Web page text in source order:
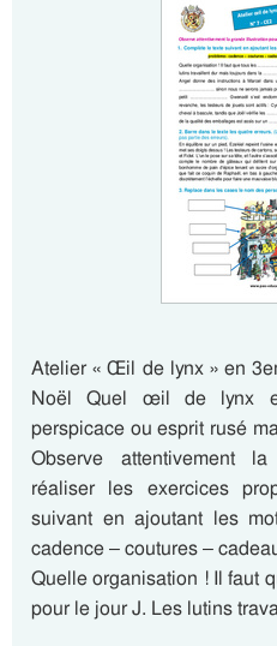
Atelier « Œil de lynx » en
Noël Quel œil de lynx
perspicace ou esprit rusé
Observe attentivement
réaliser les exercices
suivant en ajoutant les
cadence – coutures –
Quelle organisation ! Il faut
pour le jour J. Les lutins